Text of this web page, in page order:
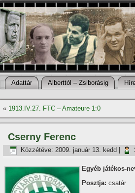
Adattár Alberttól – Zsiborásig
« 1913.IV.27. FTC – Amateure 1:0
Cserny Ferenc
Közzétéve: 2009. január 13. kedd
Egyéb játékos-
Posztja: csatár